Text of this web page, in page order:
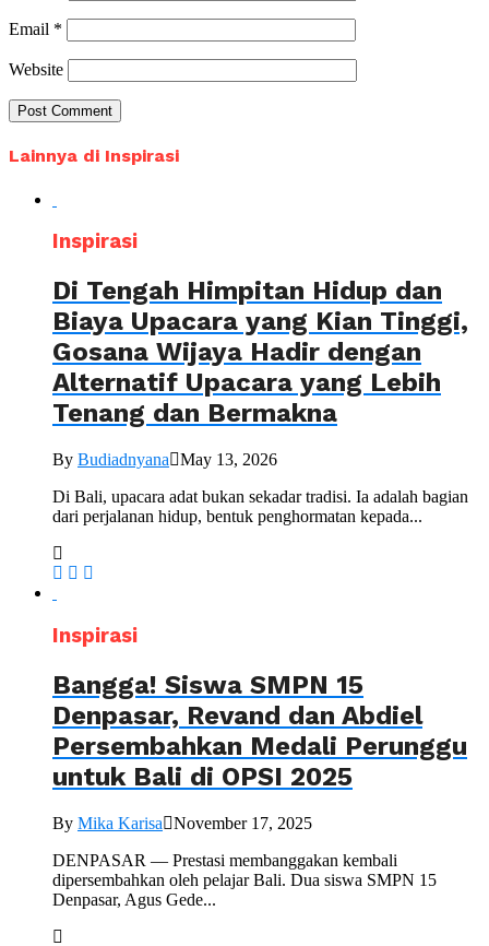
Email *
Website
Lainnya di Inspirasi
Inspirasi
Di Tengah Himpitan Hidup dan
Biaya Upacara yang Kian Tinggi,
Gosana Wijaya Hadir dengan
Alternatif Upacara yang Lebih
Tenang dan Bermakna
By Budiadnyana
May 13, 2026
Di Bali, upacara adat bukan sekadar tradisi. Ia adalah bagian
dari perjalanan hidup, bentuk penghormatan kepada...
Inspirasi
Bangga! Siswa SMPN 15
Denpasar, Revand dan Abdiel
Persembahkan Medali Perunggu
untuk Bali di OPSI 2025
By Mika Karisa
November 17, 2025
DENPASAR — Prestasi membanggakan kembali
dipersembahkan oleh pelajar Bali. Dua siswa SMPN 15
Denpasar, Agus Gede...